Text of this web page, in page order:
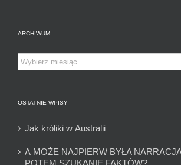
ARCHIWUM
Archiwum
OSTATNIE WPISY
Jak króliki w Australii
A MOŻE NAJPIERW BYŁA